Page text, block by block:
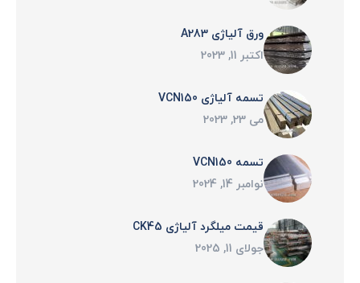
ورق آلیاژی A283
اکتبر 11, 2023
تسمه آلیاژی VCN150
می 23, 2023
تسمه VCN150
نوامبر 14, 2024
قیمت میلگرد آلیاژی CK45
جولای 11, 2025